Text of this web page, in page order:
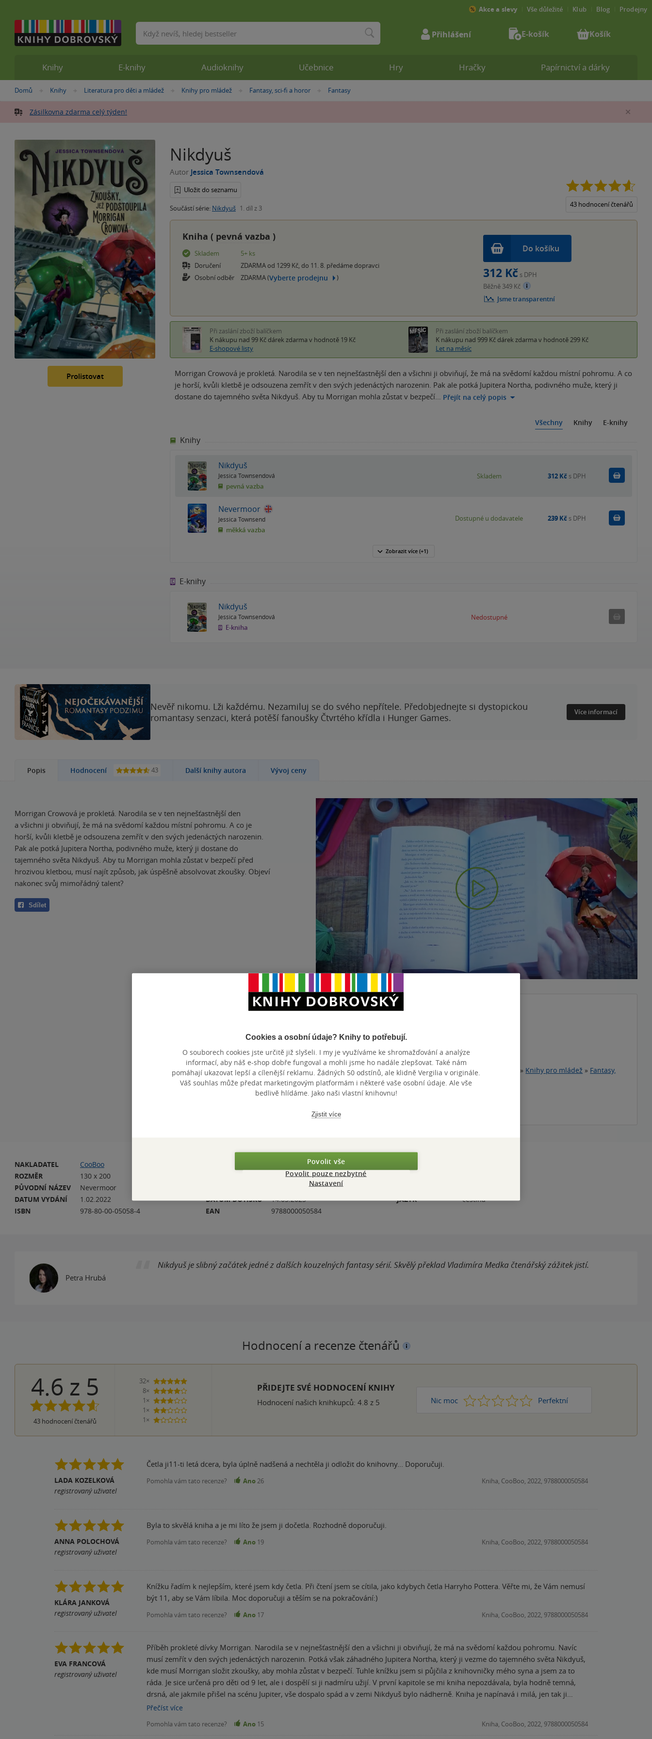
Nacházíte
zde:
Domů »
Knihy »
Literatura pro děti a mládež »
Knihy pro mládež »Fantasy, sci-fi a horor »Fantasy
Zásilkovna zdarma celý týden!
Prolistovat
Nikdyuš
Autor Jessica Townsendová
Uložit do seznamu
Součástí série: Nikdyuš 1. díl z 3 43 hodnocení čtenářů
Kniha ( pevná vazba )
Skladem
5+ ks
Doručení
ZDARMA od 1299 Kč, do 11. 8. předáme dopravci
Osobní odběr
ZDARMA (Vyberte prodejnu )
Do košíku
312 Kč s DPH
Běžně 349 Kč
Jsme transparentní
Při zaslání zboží balíčkem
K nákupu nad 99 Kč dárek zdarma v hodnotě 19 Kč
E-shopové listy
Při zaslání zboží balíčkem
K nákupu nad 999 Kč dárek zdarma v hodnotě 299 Kč
Let na měsíc
Morrigan Crowová je prokletá. Narodila se v ten nejnešťastnější den a všichni ji obviňují, že má na svědomí každou místní pohromu. A co
je horší, kvůli kletbě je odsouzena zemřít v den svých jedenáctých narozenin. Pak ale potká Jupitera Northa, podivného muže, který ji
dostane do tajemného světa Nikdyuš. Aby tu Morrigan mohla zůstat v bezpečí… Přejít na celý popis
Všechny Knihy E-knihy
Knihy
Nikdyuš
Jessica Townsendová
pevná vazba
Skladem 312 Kč s DPH
Nevermoor
Jessica Townsend
měkká vazba
Dostupné u dodavatele 239 Kč s DPH
Zobrazit více (+1)
E-knihy
Nikdyuš
Jessica Townsendová
E-kniha
Nedostupné Nedostupné
Nevěř nikomu. Lži každému. Nezamiluj se do svého nepřítele. Předobjednejte si dystopickou
romantasy senzaci, která potěší fanoušky Čtvrtého křídla i Hunger Games.
Více informací
Popis Hodnocení 43 Další knihy autora Vývoj ceny
Morrigan Crowová je prokletá. Narodila se v ten nejnešťastnější den
a všichni ji obviňují, že má na svědomí každou místní pohromu. A co je
horší, kvůli kletbě je odsouzena zemřít v den svých jedenáctých narozenin.
Pak ale potká Jupitera Northa, podivného muže, který ji dostane do
tajemného světa Nikdyuš. Aby tu Morrigan mohla zůstat v bezpečí před
hrozivou kletbou, musí najít způsob, jak úspěšně absolvovat zkoušky. Objeví
nakonec svůj mimořádný talent?
Sdílet
Play
Video
SÉRIE Nikdyuš
2.
3. Prázdnice
KATEGORIE
Knihy»Literatura pro děti a mládež » Knihy pro mládež » Fantasy,
sci-fi a horor» Fantasy
TÉMATA
NAKLADATEL
CooBoo
ROZMĚR
130 x 200
PŮVODNÍ NÁZEV
Nevermoor
DATUM VYDÁNÍ
1.02.2022
ISBN
978-80-00-05058-4
pevná vazba
594 g
DATUM DOTISKU
14.05.2025
EAN
9788000050584
JAZYK
čeština
Petra Hrubá
Nikdyuš je slibný začátek jedné z dalších kouzelných fantasy sérií. Skvělý překlad Vladimíra Medka čtenářský zážitek jistí.
Hodnocení a recenze čtenářů
4.6 z 5
43hodnocení čtenářů
32×
5 hvězdiček
8×
4 hvězdičky
1×
3 hvězdičky
1×
2 hvězdičky
1×
1 hvezdička
PŘIDEJTE SVÉ HODNOCENÍ KNIHY
Hodnocení našich knihkupců: 4.8 z 5 Nic moc 1 2 3 4 Perfektní
5
LADA KOZELKOVÁ
registrovaný uživatel
Četla ji11-ti letá dcera, byla úplně nadšená a nechtěla ji odložit do knihovny... Doporučuji.
Pomohla vám tato recenze? Ano26 Kniha, CooBoo, 2022, 9788000050584
ANNA POLOCHOVÁ
registrovaný uživatel
Byla to skvělá kniha a je mi líto že jsem ji dočetla. Rozhodně doporučuji.
Pomohla vám tato recenze? Ano 19 Kniha, CooBoo, 2022, 9788000050584
KLÁRA JANKOVÁ
registrovaný uživatel
Knížku řadím k nejlepším, které jsem kdy četla. Při čtení jsem se cítila, jako kdybych četla Harryho Pottera. Věřte mi, že Vám nemusí
být 11, aby se Vám líbila. Moc doporučuji a těším se na pokračování:)
Pomohla vám tato recenze? Ano 17 Kniha, CooBoo, 2022, 9788000050584
EVA FRANCOVÁ
registrovaný uživatel
Příběh prokleté dívky Morrigan. Narodila se v nejnešťastnější den a všichni ji obviňují, že má na svědomí každou pohromu. Navíc
musí zemřít v den svých jedenáctých narozenin. Potká však záhadného Jupitera Northa, který ji vezme do tajemného světa Nikdyuš,
kde musí Morrigan složit zkoušky, aby mohla zůstat v bezpečí. Tuhle knížku jsem si půjčila z knihovničky mého syna a jsem za to
ráda. Je sice určená pro děti od 9 let, ale i dospělí si ji nadmíru užijí. V první kapitole se mi kniha nepozdávala, byla hodně temná,
drsná, ale jakmile přišel na scénu Jupiter, vše dospalo spád a v zemi Nikdyuš bylo nádherně. Kniha je napínavá i milá, jen tak ji
neodložíte a budete si užívat každou chvilku s Morrigan a jejími přáteli. Krásné popisné pasáže nejsou nudné, naopak se díky nim
pořídím i druhý díl Divomor a opět nezůstane jen u Lukáška v knihovničce.
Přečíst více
Pomohla vám tato recenze? Ano 15 Kniha, CooBoo, 2022, 9788000050584
Knihy E-knihy Audioknihy Učebnice Hry Hračky Papírnictví a dárky
Akce a slevy Vše důležité Klub Blog Prodejny
Vyhledávání Přihlášení E-košík Košík
Cookies a osobní údaje? Knihy to potřebují.
O souborech cookies jste určitě již slyšeli. I my je využíváme ke shromažďování a analýze
informací, aby náš e-shop dobře fungoval a mohli jsme ho nadále zlepšovat. Také nám
pomáhají ukazovat lepší a cílenější reklamu. Žádných 50 odstínů, ale klidně Vergilia v originále.
Váš souhlas může předat marketingovým platformám i některé vaše osobní údaje. Ale vše
bedlivě hlídáme. Jako naši vlastní knihovnu!
Zjistit více
Povolit vše
Povolit pouze nezbytné
Nastavení